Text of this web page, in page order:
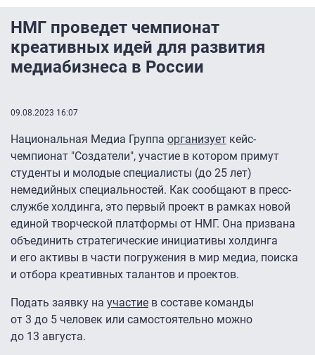
НМГ проведет чемпионат
креативных идей для развития
медиабизнеса в России
09.08.2023 16:07
Национальная Медиа Группа организует кейс-
чемпионат "Создатели", участие в котором примут
студенты и молодые специалисты (до 25 лет)
немедийных специальностей. Как сообщают в пресс-
службе холдинга, это первый проект в рамках новой
единой творческой платформы от НМГ. Она призвана
объединить стратегические инициативы холдинга
и его активы в части погружения в мир медиа, поиска
и отбора креативных талантов и проектов.
Подать заявку на участие в составе команды
от 3 до 5 человек или самостоятельно можно
до 13 августа.